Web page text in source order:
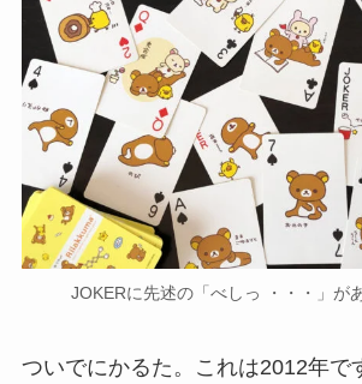
JOKERに先述の「べしっ ・・・」が
ついでにかるた。これは2012年で